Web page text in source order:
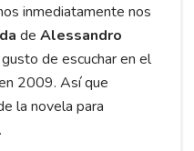
inmediatamente nos
de Alessandro
de escuchar en el
2009. Así que
la novela para